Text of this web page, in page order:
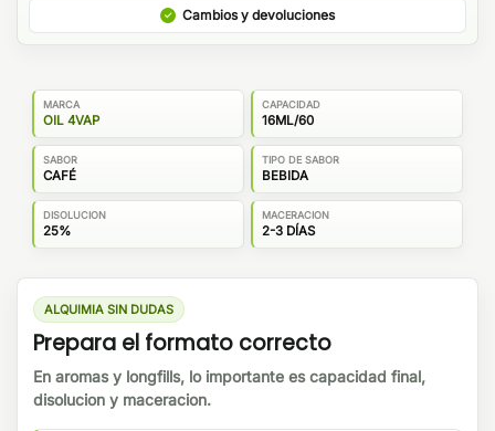
Cambios y devoluciones
MARCA
OIL 4VAP
CAPACIDAD
16ML/60
SABOR
CAFÉ
TIPO DE SABOR
BEBIDA
DISOLUCION
25%
MACERACION
2-3 DÍAS
ALQUIMIA SIN DUDAS
Prepara el formato correcto
En aromas y longfills, lo importante es capacidad final,
disolucion y maceracion.